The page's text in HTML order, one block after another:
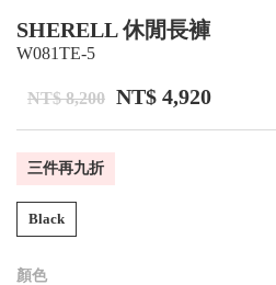
SHERELL 休閒長褲
W081TE-5
NT$ 8,200 NT$ 4,920
三件再九折
Black
顏色